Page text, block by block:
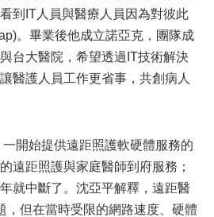
到IT人員與醫療人員因為對彼此
。畢業後他成立諾亞克，團隊成
台大醫院，希望透過IT技術解決
醫護人員工作更省事，共創病人
開始提供遠距照護軟硬體服務的
遠距照護與家庭醫師到府服務；
就中斷了。沈亞平解釋，遠距醫
，但在當時受限的網路速度、硬體